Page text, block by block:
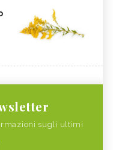
sugli ultimi